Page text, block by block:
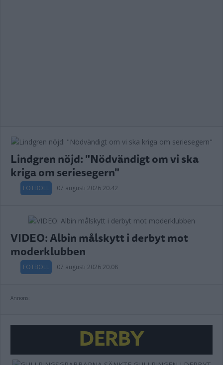
Lindgren nöjd: "Nödvändigt om vi ska
kriga om seriesegern"
FOTBOLL 07 augusti 2026 20.42
VIDEO: Albin målskytt i derbyt mot
moderklubben
FOTBOLL 07 augusti 2026 20.08
Annons:
DERBY